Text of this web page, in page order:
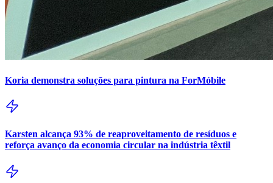
Koria demonstra soluções para pintura na ForMóbile
Karsten alcança 93% de reaproveitamento de resíduos e
reforça avanço da economia circular na indústria têxtil